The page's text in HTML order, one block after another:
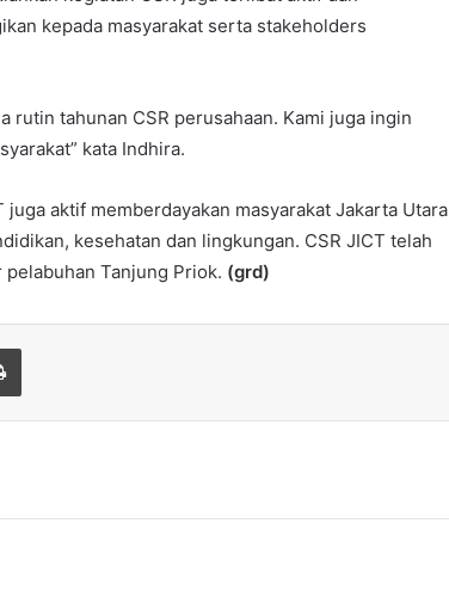
kepada masyarakat serta stakeholders
rutin tahunan CSR perusahaan. Kami juga ingin
kata Indhira.
aktif memberdayakan masyarakat Jakarta Utara
kesehatan dan lingkungan. CSR JICT telah
Tanjung Priok. (grd)